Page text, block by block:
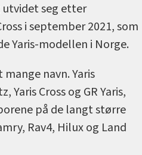
utvidet seg etter
i september 2021, som
Yaris-modellen i Norge.
navn. Yaris
Yaris Cross og GR Yaris,
på de langt større
Rav4, Hilux og Land